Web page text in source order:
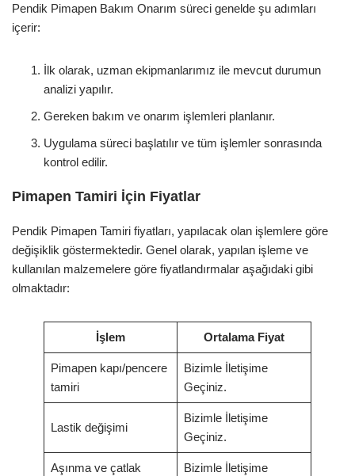
Pendik Pimapen Bakım Onarım süreci genelde şu adımları
içerir:
İlk olarak, uzman ekipmanlarımız ile mevcut durumun
analizi yapılır.
Gereken bakım ve onarım işlemleri planlanır.
Uygulama süreci başlatılır ve tüm işlemler sonrasında
kontrol edilir.
Pimapen Tamiri İçin Fiyatlar
Pendik Pimapen Tamiri fiyatları, yapılacak olan işlemlere göre
değişiklik göstermektedir. Genel olarak, yapılan işleme ve
kullanılan malzemelere göre fiyatlandırmalar aşağıdaki gibi
olmaktadır:
İşlem Ortalama Fiyat
Pimapen kapı/pencere
tamiri
Bizimle İletişime
Geçiniz.
Lastik değişimi
Bizimle İletişime
Geçiniz.
Aşınma ve çatlak
Bizimle İletişime